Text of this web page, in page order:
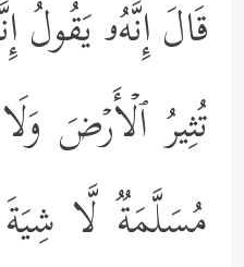
قَالَ إِنَّهُۥ یَقُولُ
تُثِیرُ ٱلۡأَرۡضَ
مُسَلَّمَةࣱ لَّا شِیَةَ